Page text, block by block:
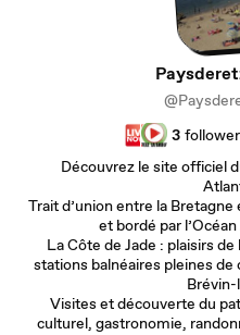
3
Découvrez le site officiel
Trait d’union entre la Bretagne
et bordé par
La Côte de Jade : plaisirs
stations balnéaires pleines
Visites et découverte du
culturel, gastronomie,